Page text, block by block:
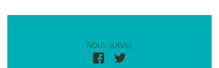
NOUS SUIVRE